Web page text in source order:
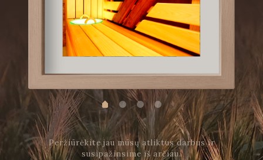
Peržiūrėkite jau mūsų atliktus darbus ir
susipažinsime iš arčiau.